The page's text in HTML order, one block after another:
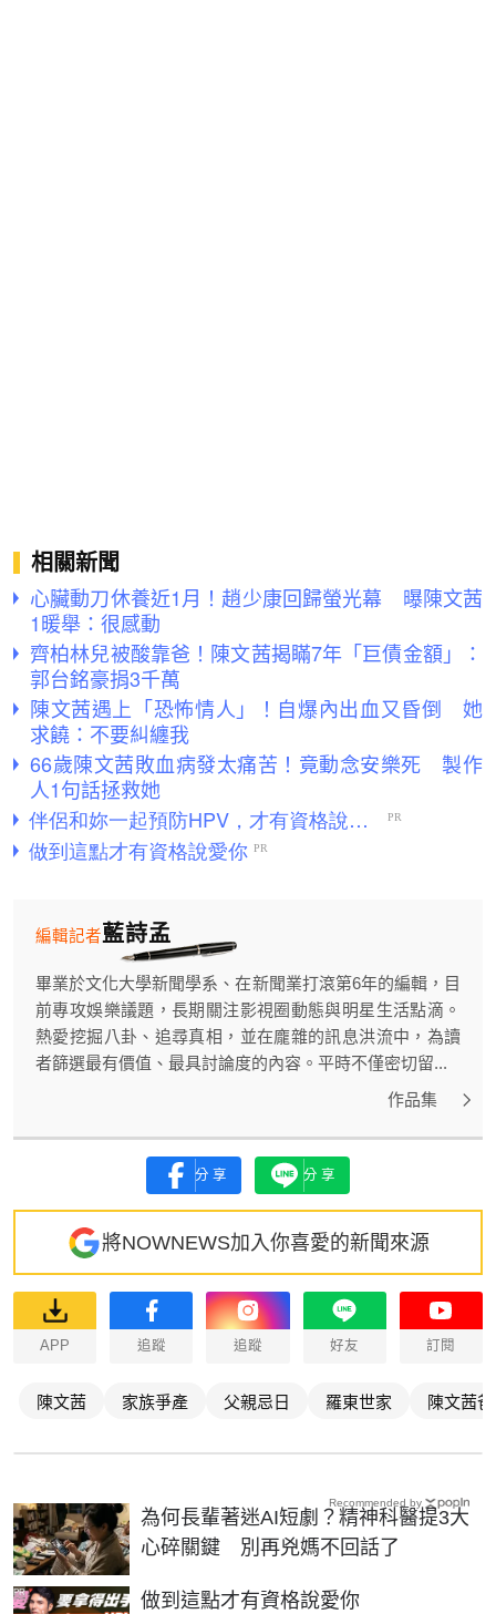
相關新聞
心臟動刀休養近1月！趙少康回歸螢光幕 曝陳文茜
1暖舉：很感動
齊柏林兒被酸靠爸！陳文茜揭瞞7年「巨債金額」：
郭台銘豪捐3千萬
陳文茜遇上「恐怖情人」！自爆內出血又昏倒 她
求饒：不要糾纏我
66歲陳文茜敗血病發太痛苦！竟動念安樂死 製作
人1句話拯救她
藍詩孟
編輯記者
畢業於文化大學新聞學系、在新聞業打滾第6年的編輯，目
前專攻娛樂議題，長期關注影視圈動態與明星生活點滴。
熱愛挖掘八卦、追尋真相，並在龐雜的訊息洪流中，為讀
者篩選最有價值、最具討論度的內容。平時不僅密切留...
作品集
分享 分享
將NOWNEWS加入你喜愛的新聞來源
APP 追蹤 追蹤 好友 訂閱
陳文茜 家族爭產 父親忌日 羅東世家 陳文茜
為何長輩著迷AI短劇？精神科醫提3大
心碎關鍵 別再兇媽不回話了
做到這點才有資格說愛你
PR
Recommended by